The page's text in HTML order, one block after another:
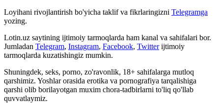
Loyihani rivojlantirish bo'yicha taklif va fikrlaringizni Telegramga
yozing.
Lotin.uz saytining ijtimoiy tarmoqlarda ham kanal va sahifalari bor.
Jumladan Telegram, Instagram, Facebook, Twitter ijtimoiy
tarmoqlarda kuzatishingiz mumkin.
Shuningdek, seks, porno, zo'ravonlik, 18+ sahifalarga mutloq
qarshimiz. Yoshlar orasida erotika va pornografiya tarqalishiga
qarshi olib borilayotgan muxim chora-tadbirlarni to'liq qo'llab
quvvatlaymiz.